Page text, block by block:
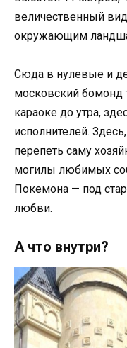
величественный
окружающим
Сюда в нулевые и
московский бомонд
караоке до утра,
исполнителей.
перепеть саму
могилы любимых
Покемона — под
любви.
А что внутри?